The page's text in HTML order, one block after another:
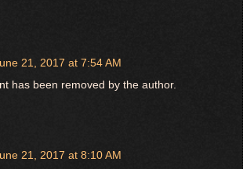
21, 2017 at 7:54 AM
has been removed by the author.
21, 2017 at 8:10 AM